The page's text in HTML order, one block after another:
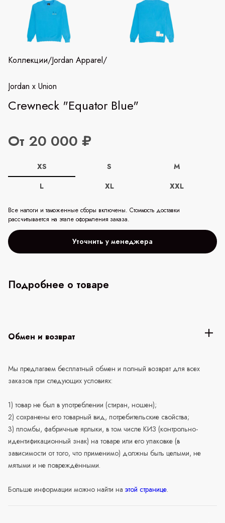
Коллекции/Jordan Apparel/
Jordan x Union
Crewneck "Equator Blue"
От 20 000 ₽
XS S
M
L
XL XXL
Все налоги и таможенные сборы включены. Стоимость доставки
рассчитывается на этапе оформления заказа.
Уточнить у менеджера
Подробнее о товаре
Обмен и возврат
Мы предлагаем бесплатный обмен и полный возврат для всех
заказов при следующих условиях:
1) товар не был в употреблении (стиран, ношен);
2) сохранены его товарный вид, потребительские свойства;
3) пломбы, фабричные ярлыки, в том числе КИЗ (контрольно-
идентификационный знак) на товаре или его упаковке (в
зависимости от того, что применимо) должны быть целыми, не
мятыми и не повреждёнными.
Больше информации можно найти на этой странице.